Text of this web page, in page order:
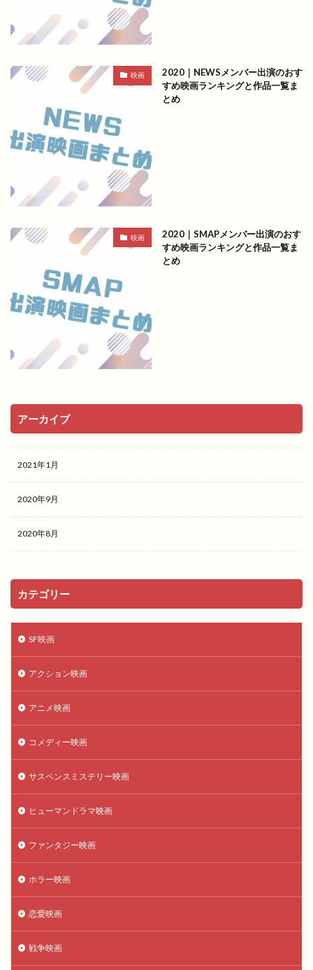
映画
2020｜NEWSメンバー出演のおす
すめ映画ランキングと作品一覧ま
とめ
映画
2020｜SMAPメンバー出演のおす
すめ映画ランキングと作品一覧ま
とめ
アーカイブ
2021年1月
2020年9月
2020年8月
カテゴリー
SF映画
アクション映画
アニメ映画
コメディー映画
サスペンスミステリー映画
ヒューマンドラマ映画
ファンタジー映画
ホラー映画
恋愛映画
戦争映画